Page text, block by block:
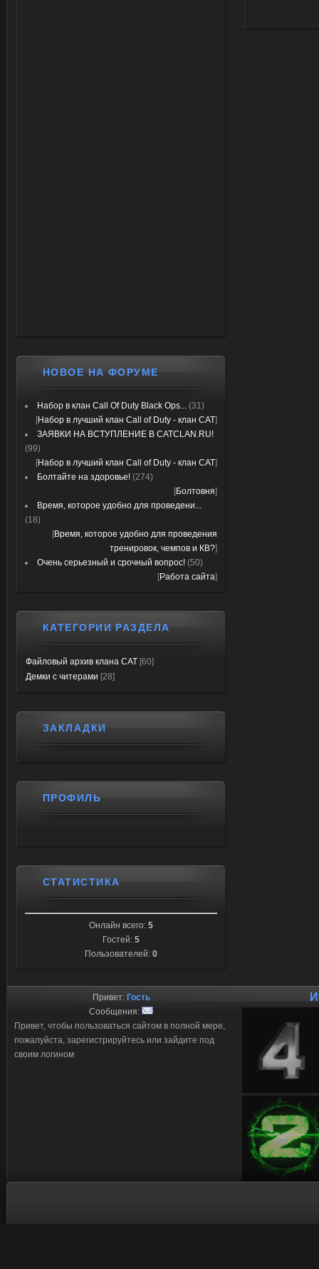
НОВОЕ НА ФОРУМЕ
Набор в клан Call Of Duty Black Ops... (31)
[Набор в лучший клан Call of Duty - клан CAT]
ЗАЯВКИ НА ВСТУПЛЕНИЕ В CATCLAN.RU!
(99)
[Набор в лучший клан Call of Duty - клан CAT]
Болтайте на здоровье! (274)
[Болтовня]
Время, которое удобно для проведени...
(18)
[Время, которое удобно для проведения
тренировок, чемпов и КВ?]
Очень серьезный и срочный вопрос! (50)
[Работа сайта]
КАТЕГОРИИ РАЗДЕЛА
Файловый архив клана CAT [60]
Демки с читерами [28]
ЗАКЛАДКИ
ПРОФИЛЬ
СТАТИСТИКА
Онлайн всего: 5
Гостей: 5
Пользователей: 0
Привет: Гость
Сообщения:
Привет, чтобы пользоваться сайтом в полной мере,
пожалуйста, зарегистрируйтесь или зайдите под
своим логином